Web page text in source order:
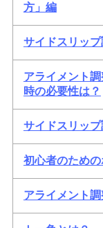
方」編
サイドスリッ
アライメント
時の必要性は？
サイドスリッ
初心者のため
アライメント